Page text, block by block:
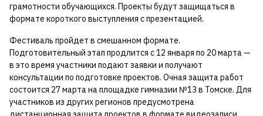
грамотности обучающихся. Проекты будут защищаться в
формате короткого выступления с презентацией.
Фестиваль пройдет в смешанном формате.
Подготовительный этап продлится с 12 января по 20 марта —
в это время участники подают заявки и получают
консультации по подготовке проектов. Очная защита работ
состоится 27 марта на площадке гимназии №13 в Томске. Для
участников из других регионов предусмотрена